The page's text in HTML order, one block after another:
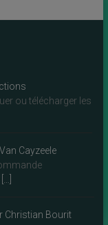
ou télécharger les
Cayzeele
Christian Bourit